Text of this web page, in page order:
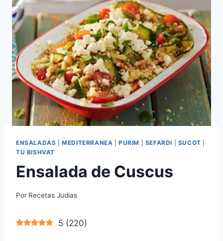
ENSALADAS |MEDITERRANEA |PURIM SEFARDI SUCOT
TU BISHVAT
Ensalada de Cuscus
Por Recetas Judias
5 (220)